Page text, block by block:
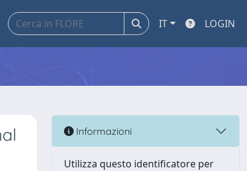
IT LOGIN
Informazioni
Utilizza questo identificatore per